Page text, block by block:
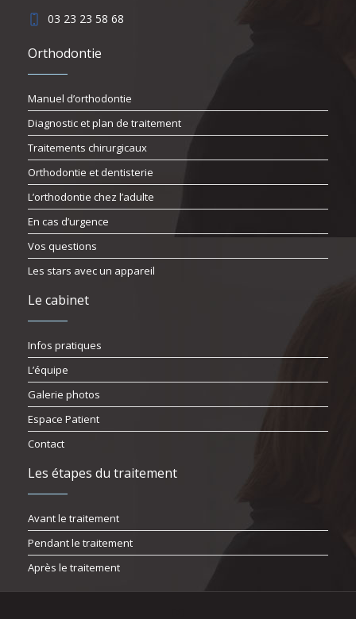
03 23 23 58 68
Orthodontie
Manuel d’orthodontie
Diagnostic et plan de traitement
Traitements chirurgicaux
Orthodontie et dentisterie
L’orthodontie chez l’adulte
En cas d’urgence
Vos questions
Les stars avec un appareil
Le cabinet
Infos pratiques
L’équipe
Galerie photos
Espace Patient
Contact
Les étapes du traitement
Avant le traitement
Pendant le traitement
Après le traitement